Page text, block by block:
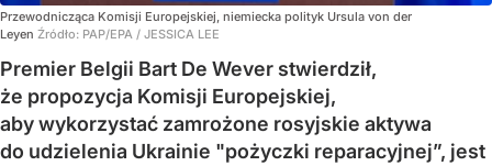
Przewodnicząca Komisji Europejskiej, niemiecka polityk Ursula von der
Leyen Źródło: PAP/EPA / JESSICA LEE
Premier Belgii Bart De Wever stwierdził,
że propozycja Komisji Europejskiej,
aby wykorzystać zamrożone rosyjskie aktywa
do udzielenia Ukrainie "pożyczki reparacyjnej”, jest